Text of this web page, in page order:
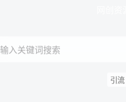
输入关键词搜索
引流